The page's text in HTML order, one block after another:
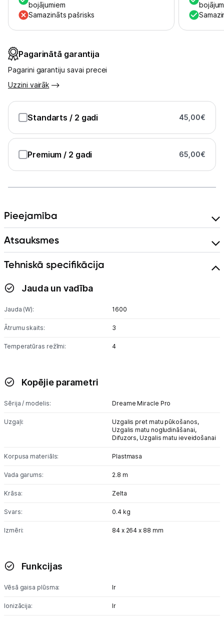
bojājumiem
Samazināts pašrisks
Pagarinātā garantija
Pagarini garantiju savai precei
Uzzini vairāk
Standarts / 2 gadi 45,00€
Premium / 2 gadi 65,00€
Pieejamība
Atsauksmes
Tehniskā specifikācija
Jauda un vadība
Jauda (W): 1600
Ātrumu skaits: 3
Temperatūras režīmi: 4
Kopējie parametri
Sērija / modelis: Dreame Miracle Pro
Uzgaļi:
Uzgalis pret matu pūkošanos,
Uzgalis matu nogludināšanai,
Difuzors, Uzgalis matu ieveidošanai
Korpusa materiāls: Plastmasa
Vada garums: 2.8 m
Krāsa: Zelta
Svars: 0.4 kg
Izmēri: 84 x 264 x 88 mm
Funkcijas
Vēsā gaisa plūsma: Ir
Ionizācija: Ir